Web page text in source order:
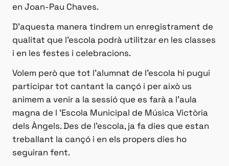
en Joan-Pau Chaves.
D’aquesta manera tindrem un enregistrament de
qualitat que l’escola podrà utilitzar en les classes
i en les festes i celebracions.
Volem però que tot l’alumnat de l’escola hi pugui
participar tot cantant la cançó i per això us
animem a venir a la sessió que es farà a l’aula
magna de l ‘Escola Municipal de Música Victòria
dels Àngels. Des de l’escola, ja fa dies que estan
treballant la cançó i en els propers dies ho
seguiran fent.